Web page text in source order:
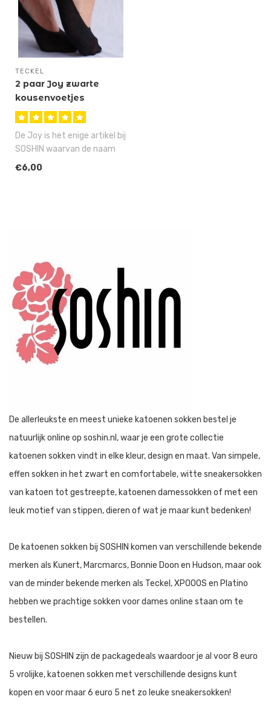
TECKEL
2 paar Joy zwarte
kousenvoetjes
De Joy is het enige artikel bij
SOSHIN waarvan de naam
pas verzonnen is ná het ..
€6,00
De allerleukste en meest unieke katoenen sokken bestel je
natuurlijk online op soshin.nl, waar je een grote collectie
katoenen sokken vindt in elke kleur, design en maat. Van simpele,
effen sokken in het zwart en comfortabele, witte sneakersokken
van katoen tot gestreepte, katoenen damessokken of met een
leuk motief van stippen, dieren of wat je maar kunt bedenken!
De katoenen sokken bij SOSHIN komen van verschillende bekende
merken als Kunert, Marcmarcs, Bonnie Doon en Hudson, maar ook
van de minder bekende merken als Teckel, XPOOOS en Platino
hebben we prachtige sokken voor dames online staan om te
bestellen.
Nieuw bij SOSHIN zijn de packagedeals waardoor je al voor 8 euro
5 vrolijke, katoenen sokken met verschillende designs kunt
kopen en voor maar 6 euro 5 net zo leuke sneakersokken!